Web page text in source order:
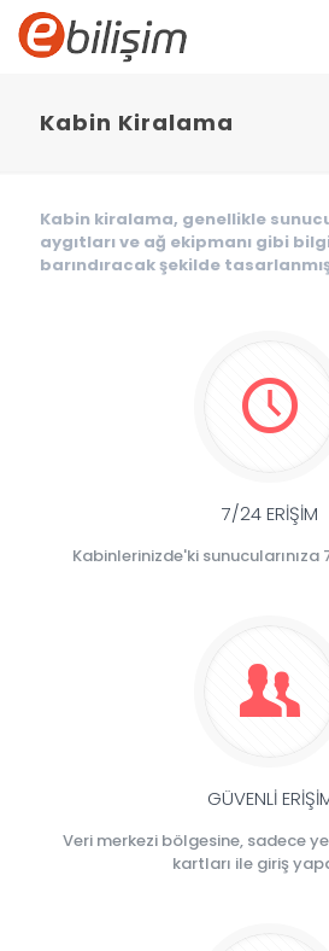
Kabin Kiralama
Kabin kiralama, genellikle
aygıtları ve ağ ekipmanı gibi
barındıracak şekilde
7/24 ERİŞİM
Kabinlerinizde'ki
GÜVENLİ
Veri merkezi bölgesine, sadece
kartları ile giriş